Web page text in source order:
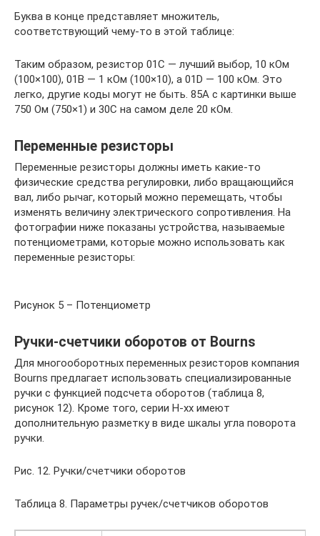
Буква в конце представляет множитель,
соответствующий чему-то в этой таблице:
Таким образом, резистор 01C — лучший выбор, 10 кОм
(100×100), 01B — 1 кОм (100×10), а 01D — 100 кОм. Это
легко, другие коды могут не быть. 85A с картинки выше
750 Ом (750×1) и 30C на самом деле 20 кОм.
Переменные резисторы
Переменные резисторы должны иметь какие-то
физические средства регулировки, либо вращающийся
вал, либо рычаг, который можно перемещать, чтобы
изменять величину электрического сопротивления. На
фотографии ниже показаны устройства, называемые
потенциометрами, которые можно использовать как
переменные резисторы:
Рисунок 5 – Потенциометр
Ручки-счетчики оборотов от Bourns
Для многооборотных переменных резисторов компания
Bourns предлагает использовать специализированные
ручки с функцией подсчета оборотов (таблица 8,
рисунок 12). Кроме того, серии H-xx имеют
дополнительную разметку в виде шкалы угла поворота
ручки.
Рис. 12. Ручки/счетчики оборотов
Таблица 8. Параметры ручек/счетчиков оборотов